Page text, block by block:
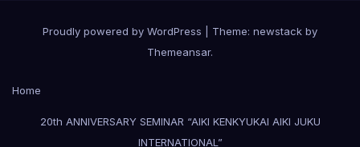
Proudly powered by WordPress
Theme: newstack by
Themeansar.
Home
20th ANNIVERSARY SEMINAR “AIKI KENKYUKAI AIKI JUKU
INTERNATIONAL”